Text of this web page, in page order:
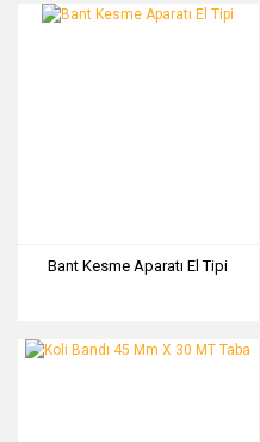
Bant Kesme Aparatı El Tipi